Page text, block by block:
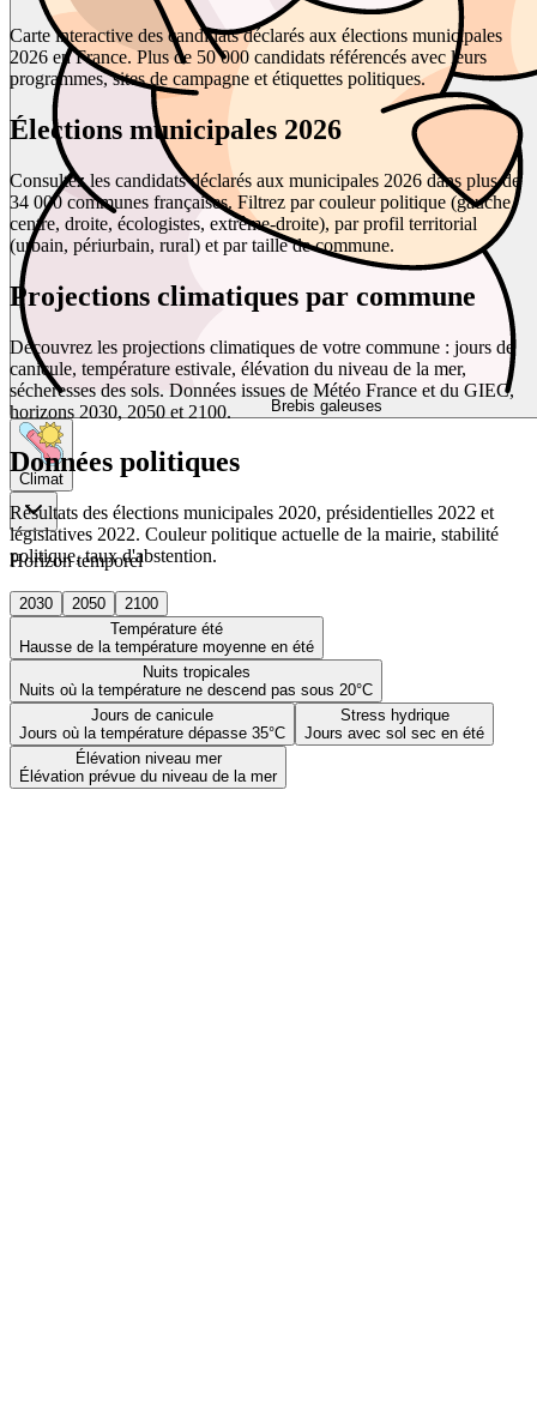
Brebis galeuses
Climat
Horizon temporel
2030 2050
2100
Température été
Hausse de la température moyenne en été
Nuits tropicales
Nuits où la température ne descend pas sous 20°C
Jours de canicule
Jours où la température dépasse 35°C
Stress hydrique
Jours avec sol sec en été
Élévation niveau mer
Élévation prévue du niveau de la mer
Carte interactive des candidats déclarés aux élections municipales
2026 en France. Plus de 50 000 candidats référencés avec leurs
programmes, sites de campagne et étiquettes politiques.
Élections municipales 2026
Consultez les candidats déclarés aux municipales 2026 dans plus de
34 000 communes françaises. Filtrez par couleur politique (gauche,
centre, droite, écologistes, extrême-droite), par profil territorial
(urbain, périurbain, rural) et par taille de commune.
Projections climatiques par commune
Découvrez les projections climatiques de votre commune : jours de
canicule, température estivale, élévation du niveau de la mer,
sécheresses des sols. Données issues de Météo France et du GIEC,
horizons 2030, 2050 et 2100.
Données politiques
Résultats des élections municipales 2020, présidentielles 2022 et
législatives 2022. Couleur politique actuelle de la mairie, stabilité
politique, taux d'abstention.